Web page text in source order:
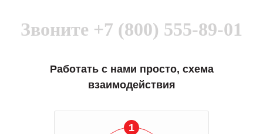
Звоните +7 (800) 555-89-01
Работать с нами просто, схема
взаимодействия
1